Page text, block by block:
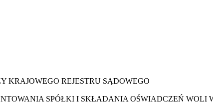
KRAJOWEGO REJESTRU SĄDOWEGO
SPÓŁKI I SKŁADANIA OŚWIADCZEŃ WOLI